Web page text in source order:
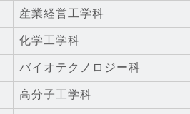
産業経営工学科
化学工学科
バイオテクノロジー科
高分子工学科